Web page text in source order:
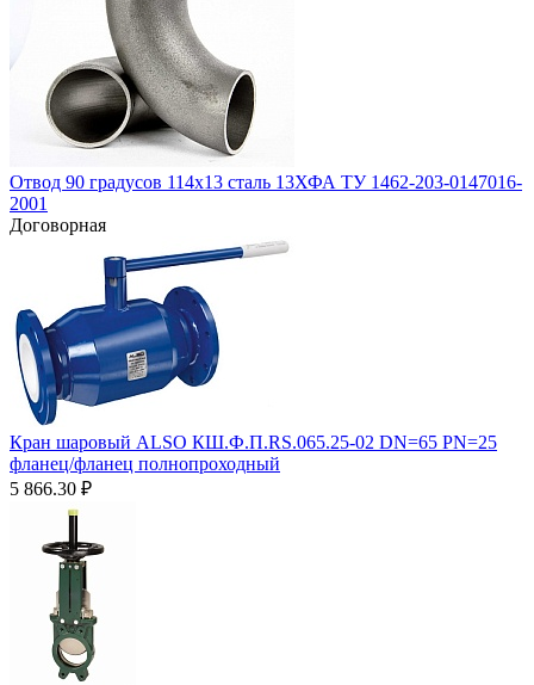
Отвод 90 градусов 114х13 сталь 13ХФА ТУ 1462-203-0147016-
2001
Договорная
Кран шаровый ALSO КШ.Ф.П.RS.065.25-02 DN=65 PN=25
фланец/фланец полнопроходный
5 866.30 ₽